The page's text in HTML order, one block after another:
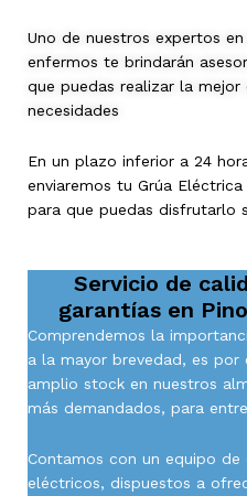
Uno de nuestros expertos
enfermos te brindarán
que puedas realizar la
necesidades
En un plazo inferior a 24
enviaremos tu Grúa
para que puedas disfrutarlo
Servicio de
garantías en
Comprendemos la
a la mayor brevedad, es por
amplio stock en nuestros
más demandados, para
Contamos con un equipo
eléctricos, dispuestos a